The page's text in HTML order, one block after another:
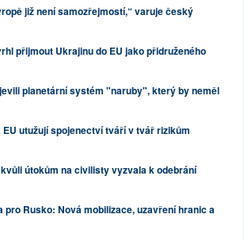
již není samozřejmostí,“ varuje český
přijmout Ukrajinu do EU jako přidruženého
planetární systém "naruby", který by neměl
EU utužují spojenectví tváří v tvář rizikům
útokům na civilisty vyzvala k odebrání
pro Rusko: Nová mobilizace, uzavření hranic a